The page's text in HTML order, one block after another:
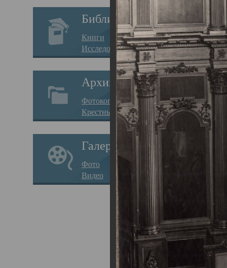
Библиотека
Книги
Исследования
Архив
Фотокопии дел
Крестные ходы
Галерея
Фото
Видео